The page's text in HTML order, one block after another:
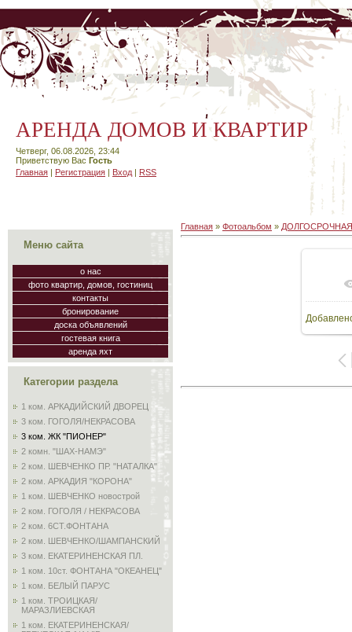
АРЕНДА ДОМОВ И КВАРТИР
Четверг, 06.08.2026, 23:44
Приветствую Вас Гость
Главная | Регистрация | Вход | RSS
Меню сайта
о нас
фото квартир, домов, гостиниц
контакты
бронирование
доска объявлений
гостевая книга
аренда яхт
Категории раздела
1 ком. АРКАДИЙСКИЙ ДВОРЕЦ
3 ком. ГОГОЛЯ/НЕКРАСОВА
3 ком. ЖК "ПИОНЕР"
2 комн. "ШАХ-НАМЭ"
2 ком. ШЕВЧЕНКО ПР. "НАТАЛКА"
2 ком. АРКАДИЯ "КОРОНА"
1 ком. ШЕВЧЕНКО новострой
2 ком. ГОГОЛЯ / НЕКРАСОВА
2 ком. 6СТ.ФОНТАНА
2 ком. ШЕВЧЕНКО/ШАМПАНСКИЙ
3 ком. ЕКАТЕРИНЕНСКАЯ ПЛ.
1 ком. 10ст. ФОНТАНА "ОКЕАНЕЦ"
1 ком. БЕЛЫЙ ПАРУС
1 ком. ТРОИЦКАЯ/
МАРАЗЛИЕВСКАЯ
1 ком. ЕКАТЕРИНЕНСКАЯ/
Главная » Фотоальбом »